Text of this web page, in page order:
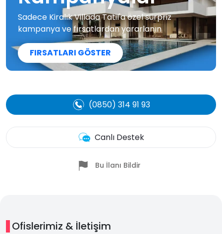
Sadece Kiralık Villada Tatil'a özel sürpriz
kampanya ve fırsatlardan yararlanın
FIRSATLARI GÖSTER
(0850) 314 91 93
Canlı Destek
Bu İlanı Bildir
Ofislerimiz & İletişim